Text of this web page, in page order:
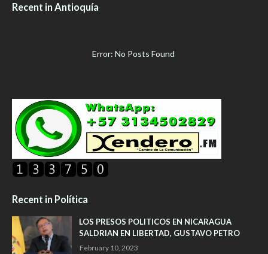
Recent in Antioquía
Error: No Posts Found
Recent in Política
LOS PRESOS POLITICOS EN NICARAGUA
SALDRIAN EN LIBERTAD, GUSTAVO PETRO
February 10, 2023